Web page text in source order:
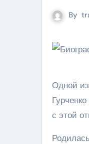
By
Одной
с этой